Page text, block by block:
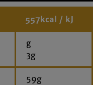
557kcal / kJ
g
3g
59g